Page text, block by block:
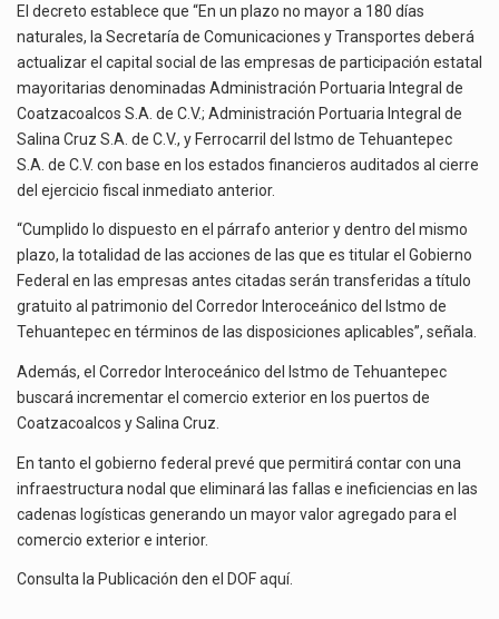
El decreto establece que “En un plazo no mayor a 180 días
naturales, la Secretaría de Comunicaciones y Transportes deberá
actualizar el capital social de las empresas de participación estatal
mayoritarias denominadas Administración Portuaria Integral de
Coatzacoalcos S.A. de C.V.; Administración Portuaria Integral de
Salina Cruz S.A. de C.V., y Ferrocarril del Istmo de Tehuantepec
S.A. de C.V. con base en los estados financieros auditados al cierre
del ejercicio fiscal inmediato anterior.
“Cumplido lo dispuesto en el párrafo anterior y dentro del mismo
plazo, la totalidad de las acciones de las que es titular el Gobierno
Federal en las empresas antes citadas serán transferidas a título
gratuito al patrimonio del Corredor Interoceánico del Istmo de
Tehuantepec en términos de las disposiciones aplicables”, señala.
Además, el Corredor Interoceánico del Istmo de Tehuantepec
buscará incrementar el comercio exterior en los puertos de
Coatzacoalcos y Salina Cruz.
En tanto el gobierno federal prevé que permitirá contar con una
infraestructura nodal que eliminará las fallas e ineficiencias en las
cadenas logísticas generando un mayor valor agregado para el
comercio exterior e interior.
Consulta la Publicación den el DOFaquí.